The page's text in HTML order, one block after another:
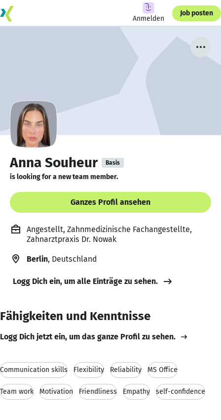
Anmelden
Job posten
Anna Souheur Basis
is looking for a new team member.
Ganzes Profil ansehen
Angestellt, Zahnmedizinische Fachangestellte,
Zahnarztpraxis Dr. Nowak
Berlin, Deutschland
Logg Dich ein, um alle Einträge zu sehen.
Fähigkeiten und Kenntnisse
Logg Dich jetzt ein, um das ganze Profil zu sehen.
Communication skills Flexibility Reliability MS Office
Team work Motivation Friendliness Empathy self-confidence